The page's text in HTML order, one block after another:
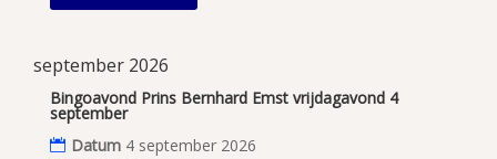
september 2026
Bingoavond Prins Bernhard Emst vrijdagavond 4
september
Datum 4 september 2026